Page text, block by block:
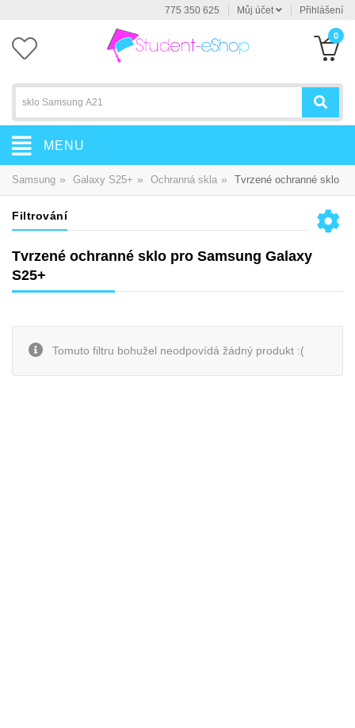
775 350 625 Můj účet Přihlášení
0
MENU
Samsung » Galaxy S25+ » Ochranná skla » Tvrzené ochranné sklo
Filtrování
Tvrzené ochranné sklo pro Samsung Galaxy
S25+
Tomuto filtru bohužel neodpovídá žádný produkt :(